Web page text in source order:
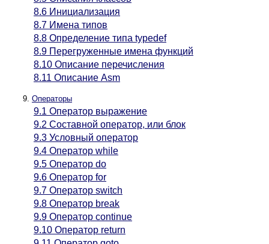
8.6 Инициализация
8.7 Имена типов
8.8 Определение типа typedef
8.9 Перегруженные имена функций
8.10 Описание перечисления
8.11 Описание Asm
Операторы
9.1 Оператор выражение
9.2 Составной оператор, или блок
9.3 Условный оператор
9.4 Оператор while
9.5 Оператор do
9.6 Оператор for
9.7 Оператор switch
9.8 Оператор break
9.9 Оператор continue
9.10 Оператор return